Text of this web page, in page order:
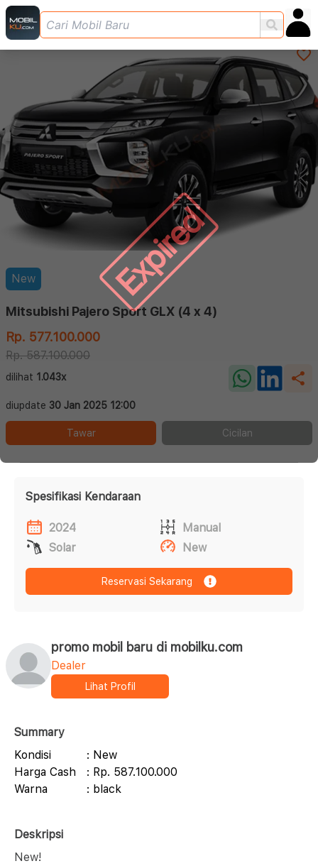
Expired
New
Mitsubishi Pajero Sport GLX (4 x 4)
Rp. 577.100.000
Rp. 587.100.000
dilihat 1.043x
diupdate 30 Jan 2025 12:00
Tawar Cicilan
Spesifikasi Kendaraan
2024
Manual
Solar
New
Reservasi Sekarang
promo mobil baru di mobilku.com
Dealer
Lihat Profil
Summary
Kondisi
: New
Harga Cash
: Rp. 587.100.000
Warna
: black
Deskripsi
New!